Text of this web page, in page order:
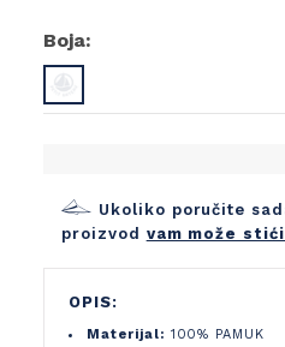
Boja:
Ukoliko poručite
proizvod vam može
OPIS:
Materijal: 100% PAMUK